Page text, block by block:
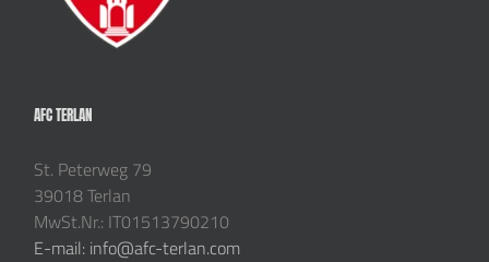
AFC TERLAN
St. Peterweg 79
39018 Terlan
MwSt.Nr.: IT01513790210
E-mail: info@afc-terlan.com